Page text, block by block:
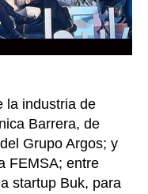
de
la industria de
Barrera, de
Grupo Argos; y
FEMSA; entre
startup Buk, para